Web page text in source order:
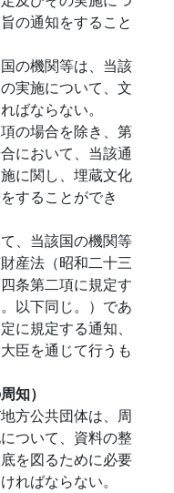
の通知をすること
の機関等は、当該
実施について、文
ばならない。
の場合を除き、第
において、当該通
に関し、埋蔵文化
することができ
、当該国の機関等
産法（昭和二十三
条第二項に規定す
以下同じ。）であ
に規定する通知、
臣を通じて行うも
知）
方公共団体は、周
ついて、資料の整
を図るために必要
ればならない。